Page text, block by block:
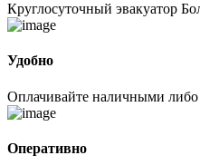
Круглосуточный эвакуатор
Удобно
Оплачивайте наличными
Оперативно